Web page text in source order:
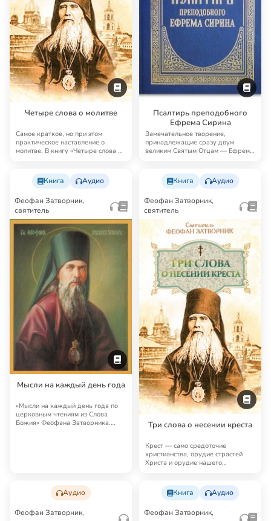
Четыре слова о молитве
Самое краткое, но при этом
практическое наставление о
молитве. В книгу «Четыре слова о
Псалтирь преподобного
Ефрема Сирина
Замечательное творение,
принадлежащие сразу двум
великим Святым Отцам — Ефрему
Книга Аудио
Феофан Затворник,
святитель
Мысли на каждый день года
«Мысли на каждый день года по
церковным чтениям из Слова
Божия» Феофана Затворника.
Книга Аудио
Феофан Затворник,
святитель
Три слова о несении креста
Крест — само средоточие
христианства, орудие страстей
Христа и орудие нашего
Аудио
Феофан Затворник,
Книга Аудио
Феофан Затворник,